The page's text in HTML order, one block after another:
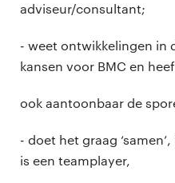
adviseur/consultant;
- weet ontwikkelingen in
kansen voor BMC en
ook aantoonbaar de
- doet het graag
is een teamplayer,